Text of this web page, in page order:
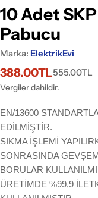
10 Adet
Pabucu
Marka: ElektrikEvi
İndirimli
fiyat
388.00TL
Normal
fiyat
555.00TL
Vergiler dahildir.
EN/13600
EDİLMİŞTİR.
SIKMA İŞLEMİ
SONRASINDA
BORULAR
ÜRETİMDE %99,9